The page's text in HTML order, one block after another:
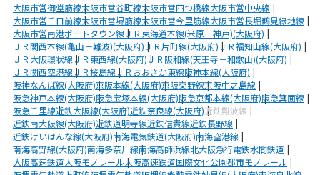
大阪市営御堂筋線大阪市営谷町線大阪市営四つ橋線大阪市営中央線
大阪市営千日前線大阪市営堺筋線大阪市営今里筋線大阪市営長堀鶴見緑地線
大阪市営南港ポートタウン線ＪＲ東海道本線(米原－神戸)(大阪府)
ＪＲ関西本線(亀山－難波)(大阪府)ＪＲ片町線(大阪府)ＪＲ福知山線(大阪府)
ＪＲ大阪環状線ＪＲ東西線(大阪府)ＪＲ阪和線(天王寺－和歌山)(大阪府)
ＪＲ関西空港線ＪＲ桜島線ＪＲおおさか東線阪神本線(大阪府)
阪神なんば線(大阪府)京阪本線(大阪府)京阪交野線京阪中之島線
阪急神戸本線(大阪府)阪急宝塚本線(大阪府)阪急京都本線(大阪府)阪急箕面線
阪急千里線近鉄大阪線(大阪府)近鉄奈良線(大阪府)近鉄難波線
近鉄南大阪線(大阪府)近鉄道明寺線近鉄信貴線近鉄長野線
近鉄けいはんな線(大阪府)南海電気鉄道(大阪府)南海空港線
南海高野線(大阪府)南海多奈川線南海高師浜線北大阪急行電鉄水間鉄道
大阪高速鉄道大阪モノレール大阪高速鉄道国際文化公園都市モノレール